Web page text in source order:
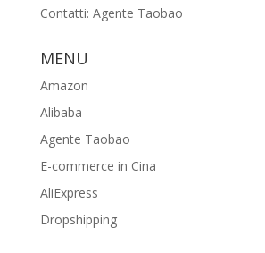
Contatti: Agente Taobao
MENU
Amazon
Alibaba
Agente Taobao
E-commerce in Cina
AliExpress
Dropshipping